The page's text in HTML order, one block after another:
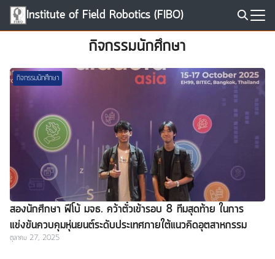
Skip
Institute of Field Robotics (FIBO)
กิจกรรมนักศึกษา
กิจกรรมนักศึกษา
สองนักศึกษา ฟีโบ้ มจธ. คว้าตั๋วเข้ารอบ 8 ทีมสุดท้าย ในการ
แข่งขันควบคุมหุ่นยนต์ระดับประเทศภายใต้แนวคิดอุตสาหกรรม
4.0
ตุลาคม 27, 2025